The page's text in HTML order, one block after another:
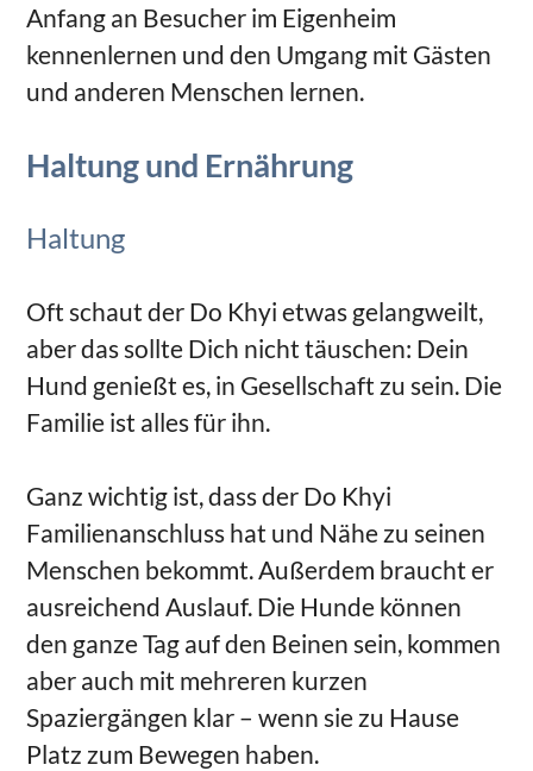
Anfang an Besucher im Eigenheim
kennenlernen und den Umgang mit Gästen
und anderen Menschen lernen.
Haltung und Ernährung
Haltung
Oft schaut der Do Khyi etwas gelangweilt,
aber das sollte Dich nicht täuschen: Dein
Hund genießt es, in Gesellschaft zu sein. Die
Familie ist alles für ihn.
Ganz wichtig ist, dass der Do Khyi
Familienanschluss hat und Nähe zu seinen
Menschen bekommt. Außerdem braucht er
ausreichend Auslauf. Die Hunde können
den ganze Tag auf den Beinen sein, kommen
aber auch mit mehreren kurzen
Spaziergängen klar – wenn sie zu Hause
Platz zum Bewegen haben.